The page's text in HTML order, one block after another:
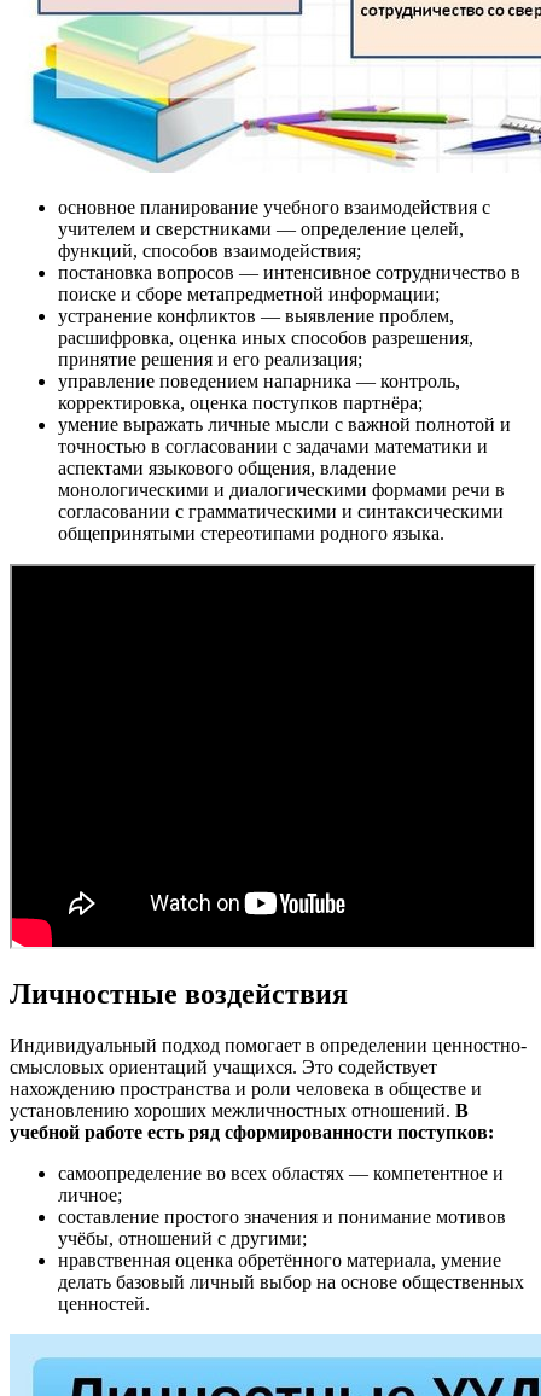
основное планирование учебного взаимодействия с
учителем и сверстниками — определение целей,
функций, способов взаимодействия;
постановка вопросов — интенсивное сотрудничество в
поиске и сборе метапредметной информации;
устранение конфликтов — выявление проблем,
расшифровка, оценка иных способов разрешения,
принятие решения и его реализация;
управление поведением напарника — контроль,
корректировка, оценка поступков партнёра;
умение выражать личные мысли с важной полнотой и
точностью в согласовании с задачами математики и
аспектами языкового общения, владение
монологическими и диалогическими формами речи в
согласовании с грамматическими и синтаксическими
общепринятыми стереотипами родного языка.
Личностные воздействия
Индивидуальный подход помогает в определении ценностно-
смысловых ориентаций учащихся. Это содействует
нахождению пространства и роли человека в обществе и
установлению хороших межличностных отношений. В
учебной работе есть ряд сформированности поступков:
самоопределение во всех областях — компетентное и
личное;
составление простого значения и понимание мотивов
учёбы, отношений с другими;
нравственная оценка обретённого материала, умение
делать базовый личный выбор на основе общественных
ценностей.